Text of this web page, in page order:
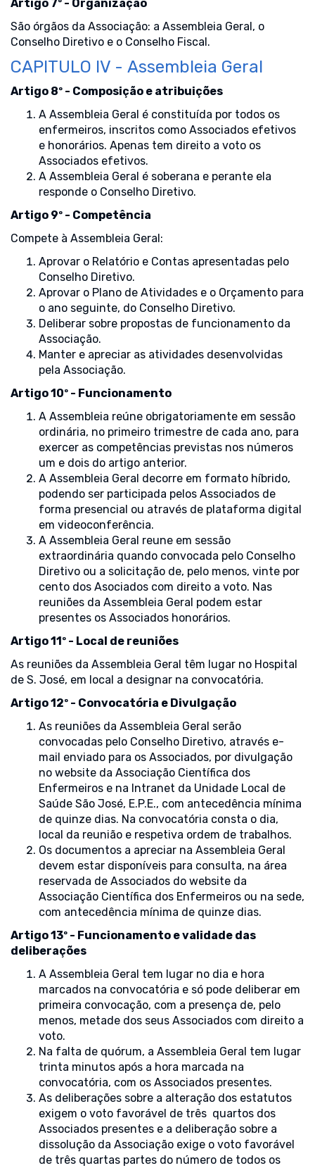
Artigo 7º - Organização
São órgãos da Associação: a Assembleia Geral, o
Conselho Diretivo e o Conselho Fiscal.
CAPITULO IV - Assembleia Geral
Artigo 8º - Composição e atribuições
A Assembleia Geral é constituída por todos os
enfermeiros, inscritos como Associados efetivos
e honorários. Apenas tem direito a voto os
Associados efetivos.
A Assembleia Geral é soberana e perante ela
responde o Conselho Diretivo.
Artigo 9º - Competência
Compete à Assembleia Geral:
Aprovar o Relatório e Contas apresentadas pelo
Conselho Diretivo.
Aprovar o Plano de Atividades e o Orçamento para
o ano seguinte, do Conselho Diretivo.
Deliberar sobre propostas de funcionamento da
Associação.
Manter e apreciar as atividades desenvolvidas
pela Associação.
Artigo 10º - Funcionamento
A Assembleia reúne obrigatoriamente em sessão
ordinária, no primeiro trimestre de cada ano, para
exercer as competências previstas nos números
um e dois do artigo anterior.
A Assembleia Geral decorre em formato híbrido,
podendo ser participada pelos Associados de
forma presencial ou através de plataforma digital
em videoconferência.
A Assembleia Geral reune em sessão
extraordinária quando convocada pelo Conselho
Diretivo ou a solicitação de, pelo menos, vinte por
cento dos Asociados com direito a voto. Nas
reuniões da Assembleia Geral podem estar
presentes os Associados honorários.
Artigo 11º - Local de reuniões
As reuniões da Assembleia Geral têm lugar no Hospital
de S. José, em local a designar na convocatória.
Artigo 12º - Convocatória e Divulgação
As reuniões da Assembleia Geral serão
convocadas pelo Conselho Diretivo, através e-
mail enviado para os Associados, por divulgação
no website da Associação Científica dos
Enfermeiros e na Intranet da Unidade Local de
Saúde São José, E.P.E., com antecedência mínima
de quinze dias. Na convocatória consta o dia,
local da reunião e respetiva ordem de trabalhos.
Os documentos a apreciar na Assembleia Geral
devem estar disponíveis para consulta, na área
reservada de Associados do website da
Associação Científica dos Enfermeiros ou na sede,
com antecedência mínima de quinze dias.
Artigo 13º - Funcionamento e validade das
deliberações
A Assembleia Geral tem lugar no dia e hora
marcados na convocatória e só pode deliberar em
primeira convocação, com a presença de, pelo
menos, metade dos seus Associados com direito a
voto.
Na falta de quórum, a Assembleia Geral tem lugar
trinta minutos após a hora marcada na
convocatória, com os Associados presentes.
As deliberações sobre a alteração dos estatutos
exigem o voto favorável de três quartos dos
Associados presentes e a deliberação sobre a
dissolução da Associação exige o voto favorável
de três quartas partes do número de todos os